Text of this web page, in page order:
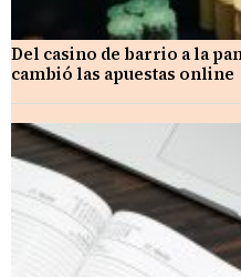
Del casino de barrio a la
cambió las apuestas online